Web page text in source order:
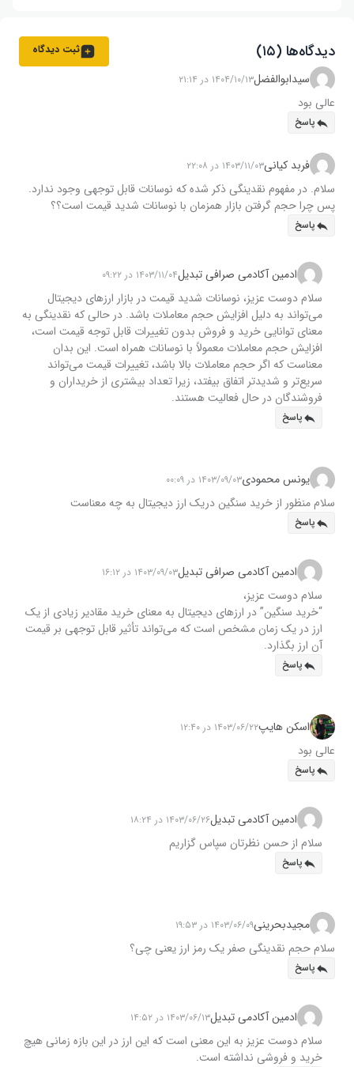
دیدگاه‌ها (۱۵) ثبت دیدگاه
سيدابوالفضل۱۴۰۴/۱۰/۱۳ در ۲۱:۱۴
عالی بود
پاسخ
فربد کیانی۱۴۰۳/۱۱/۰۳ در ۲۲:۰۸
سلام. در مفهوم نقدینگی ذکر شده که نوسانات قابل توجهی وجود ندارد.
پس چرا حجم گرفتن بازار همزمان با نوسانات شدید قیمت است؟؟
پاسخ
ادمین آکادمی صرافی تبدیل۱۴۰۳/۱۱/۰۴ در ۰۹:۲۲
سلام دوست عزیز، نوسانات شدید قیمت در بازار ارزهای دیجیتال
می‌تواند به دلیل افزایش حجم معاملات باشد. در حالی که نقدینگی به
معنای توانایی خرید و فروش بدون تغییرات قابل توجه قیمت است،
افزایش حجم معاملات معمولاً با نوسانات همراه است. این بدان
معناست که اگر حجم معاملات بالا باشد، تغییرات قیمت می‌تواند
سریع‌تر و شدیدتر اتفاق بیفتد، زیرا تعداد بیشتری از خریداران و
فروشندگان در حال فعالیت هستند.
پاسخ
یونس محمودی۱۴۰۳/۰۹/۰۳ در ۰۰:۰۹
سلام منظور از خرید سنگین دریک ارز دیجیتال به چه معناست
پاسخ
ادمین آکادمی صرافی تبدیل۱۴۰۳/۰۹/۰۳ در ۱۶:۱۲
سلام دوست عزیز،
“خرید سنگین” در ارزهای دیجیتال به معنای خرید مقادیر زیادی از یک
ارز در یک زمان مشخص است که می‌تواند تأثیر قابل توجهی بر قیمت
آن ارز بگذارد.
پاسخ
اسکن هایپ۱۴۰۳/۰۶/۲۲ در ۱۲:۴۰
عالی بود
پاسخ
ادمین آکادمی تبدیل۱۴۰۳/۰۶/۲۶ در ۱۸:۲۴
سلام از حسن نظرتان سپاس گزاریم
پاسخ
مجیدبحرینی۱۴۰۳/۰۶/۰۹ در ۱۹:۵۳
سلام حجم نقدینگی صفر یک رمز ارز یعنی چی؟
پاسخ
ادمین آکادمی تبدیل۱۴۰۳/۰۶/۱۳ در ۱۴:۵۲
سلام دوست عزیز به این معنی است که این ارز در این بازه زمانی هیچ
خرید و فروشی نداشته است.